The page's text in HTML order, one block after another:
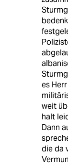
es
weit
halt
Dann
die da